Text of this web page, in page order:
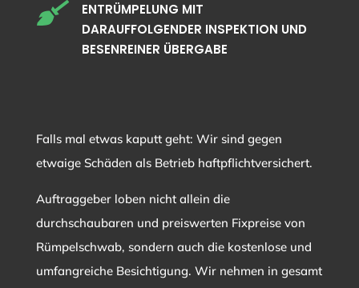

ENTRÜMPELUNG MIT
DARAUFFOLGENDER INSPEKTION UND
BESENREINER ÜBERGABE
Falls mal etwas kaputt geht: Wir sind gegen
etwaige Schäden als Betrieb haftpflichtversichert.
Auftraggeber loben nicht allein die
durchschaubaren und preiswerten Fixpreise von
Rümpelschwab, sondern auch die kostenlose und
umfangreiche Besichtigung. Wir nehmen in gesamt